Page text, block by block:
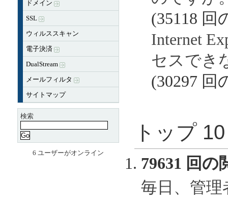
ドメイン
SSL
ウィルススキャン
電子決済
DualStream
メールフィルタ
サイトマップ
検索
6 ユーザーがオンライン
(35118 回
Internet
セスでき
(30297 回
トップ
79631 回の
毎日、管